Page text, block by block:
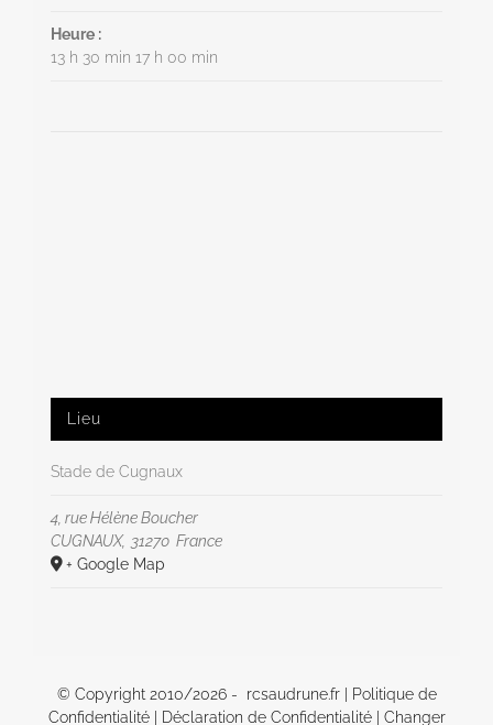
Heure :
13 h 30 min 17 h 00 min
Lieu
Stade de Cugnaux
4, rue Hélène Boucher
CUGNAUX, 31270 France
+ Google Map
© Copyright 2010/2026 - rcsaudrune.fr | Politique de
Confidentialité| Déclaration de Confidentialité| Changer